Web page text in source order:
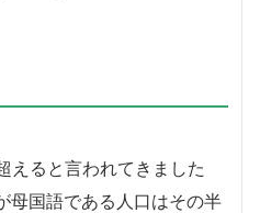
えると言われてきました
母国語である人口はその半